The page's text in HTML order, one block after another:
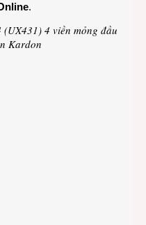
.
(UX431) 4 viền mỏng đầu
Kardon